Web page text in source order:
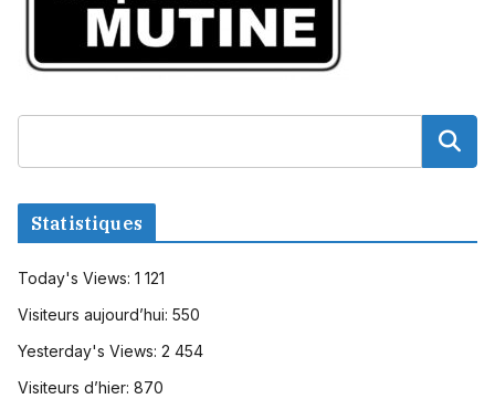
Statistiques
Today's Views: 1 121
Visiteurs aujourd’hui: 550
Yesterday's Views: 2 454
Visiteurs d’hier: 870